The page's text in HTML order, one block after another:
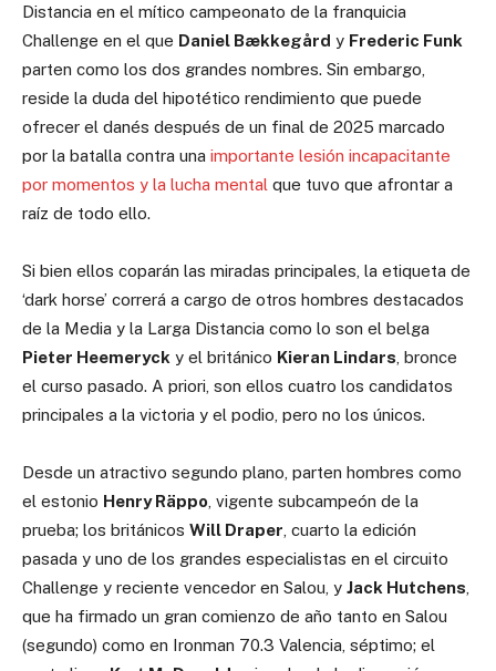
Distancia en el mítico campeonato de la franquicia
Challenge en el que Daniel Bækkegård y Frederic Funk
parten como los dos grandes nombres. Sin embargo,
reside la duda del hipotético rendimiento que puede
ofrecer el danés después de un final de 2025 marcado
por la batalla contra una importante lesión incapacitante
por momentos y la lucha mental que tuvo que afrontar a
raíz de todo ello.
Si bien ellos coparán las miradas principales, la etiqueta de
‘dark horse’ correrá a cargo de otros hombres destacados
de la Media y la Larga Distancia como lo son el belga
Pieter Heemeryck y el británico Kieran Lindars , bronce
el curso pasado. A priori, son ellos cuatro los candidatos
principales a la victoria y el podio, pero no los únicos.
Desde un atractivo segundo plano, parten hombres como
el estonio Henry Räppo , vigente subcampeón de la
prueba; los británicos Will Draper , cuarto la edición
pasada y uno de los grandes especialistas en el circuito
Challenge y reciente vencedor en Salou, y Jack Hutchens
que ha firmado un gran comienzo de año tanto en Salou
(segundo) como en Ironman 70.3 Valencia, séptimo; el